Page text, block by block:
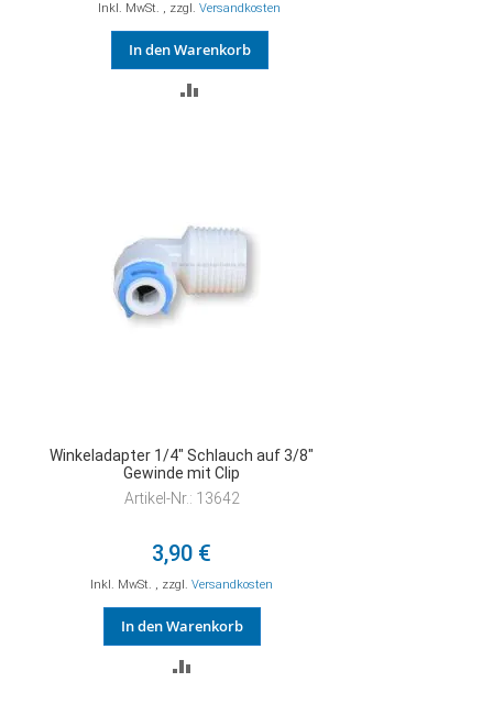
Inkl. MwSt. , zzgl.Versandkosten
In den Warenkorb
Winkeladapter 1/4" Schlauch auf 3/8"
Gewinde mit Clip
Artikel-Nr.: 13642
3,90 €
Inkl. MwSt. , zzgl. Versandkosten
In den Warenkorb